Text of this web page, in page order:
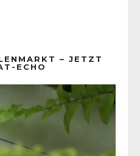
– JETZT
ECHO
Player